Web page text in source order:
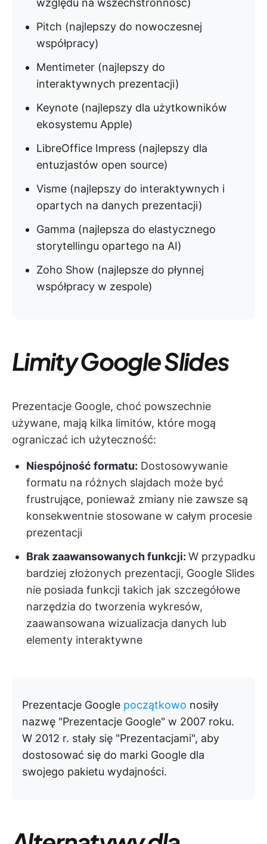
względu na wszechstronność)
Pitch (najlepszy do nowoczesnej
współpracy)
Mentimeter (najlepszy do
interaktywnych prezentacji)
Keynote (najlepszy dla użytkowników
ekosystemu Apple)
LibreOffice Impress (najlepszy dla
entuzjastów open source)
Visme (najlepszy do interaktywnych i
opartych na danych prezentacji)
Gamma (najlepsza do elastycznego
storytellingu opartego na AI)
Zoho Show (najlepsze do płynnej
współpracy w zespole)
Limity Google Slides
Prezentacje Google, choć powszechnie
używane, mają kilka limitów, które mogą
ograniczać ich użyteczność:
Niespójność formatu: Dostosowywanie
formatu na różnych slajdach może być
frustrujące, ponieważ zmiany nie zawsze są
konsekwentnie stosowane w całym procesie
prezentacji
Brak zaawansowanych funkcji: W przypadku
bardziej złożonych prezentacji, Google Slides
nie posiada funkcji takich jak szczegółowe
narzędzia do tworzenia wykresów,
zaawansowana wizualizacja danych lub
elementy interaktywne
Prezentacje Google początkowo nosiły
nazwę "Prezentacje Google" w 2007 roku.
W 2012 r. stały się "Prezentacjami", aby
dostosować się do marki Google dla
swojego pakietu wydajności.